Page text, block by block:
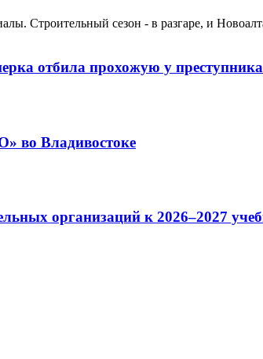
Строительный сезон - в разгаре, и
отбила прохожую у преступника
во Владивостоке
организаций к 2026–2027